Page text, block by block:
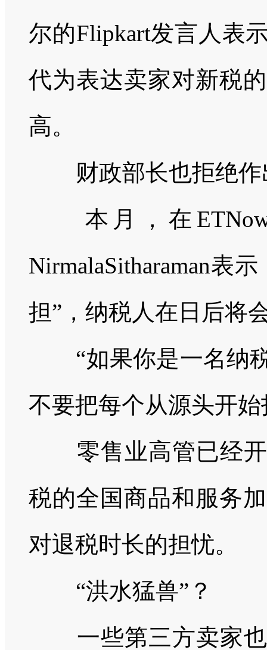
尔的Flipkart发言人表
代为表达卖家对新税
高。
财政部长也拒绝作
本月，在
NirmalaSitharaman表示
担”，纳税人在日后将
“如果你是一名纳
不要把每个从源头开
零售业高管已经开
税的全国商品和服务
对退税时长的担忧。
“洪水猛兽”？
一些第三方卖家也